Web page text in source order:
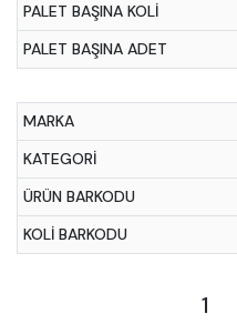
PALET BAŞINA KOLI
PALET BAŞINA ADET
MARKA
KATEGORI
ÜRÜN BARKODU
KOLI BARKODU